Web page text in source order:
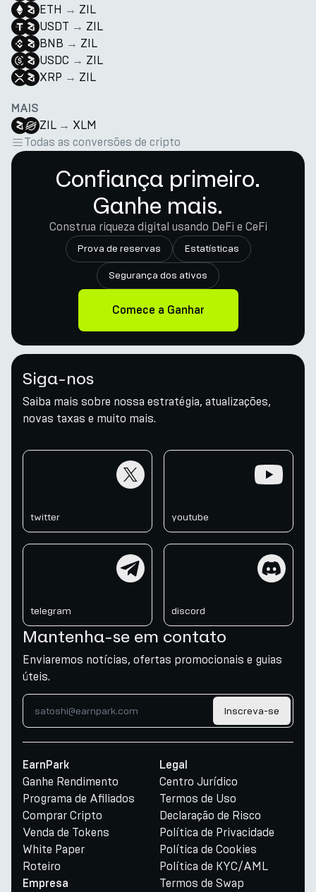
ETH → ZIL
USDT → ZIL
BNB → ZIL
USDC → ZIL
XRP → ZIL
MAIS
ZIL → XLM
Todas as conversões de cripto
Confiança primeiro.
Ganhe mais.
Construa riqueza digital usando DeFi e CeFi
Prova de reservas Estatísticas
Segurança dos ativos
Comece a Ganhar
Siga-nos
Saiba mais sobre nossa estratégia, atualizações,
novas taxas e muito mais.
twitter youtube
telegram discord
Mantenha-se em contato
Enviaremos notícias, ofertas promocionais e guias
úteis.
Inscreva-se
EarnPark
Ganhe Rendimento
Programa de Afiliados
Comprar Cripto
Venda de Tokens
White Paper
Roteiro
Empresa
Legal
Centro Jurídico
Termos de Uso
Declaração de Risco
Política de Privacidade
Política de Cookies
Política de KYC/AML
Termos de Swap